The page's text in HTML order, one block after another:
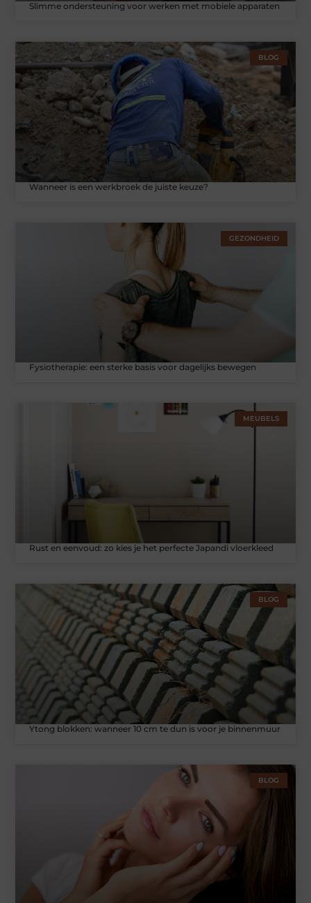
Slimme ondersteuning voor werken met mobiele apparaten
BLOG
Wanneer is een werkbroek de juiste keuze?
GEZONDHEID
Fysiotherapie: een sterke basis voor dagelijks bewegen
MEUBELS
Rust en eenvoud: zo kies je het perfecte Japandi vloerkleed
BLOG
Ytong blokken: wanneer 10 cm te dun is voor je binnenmuur
BLOG